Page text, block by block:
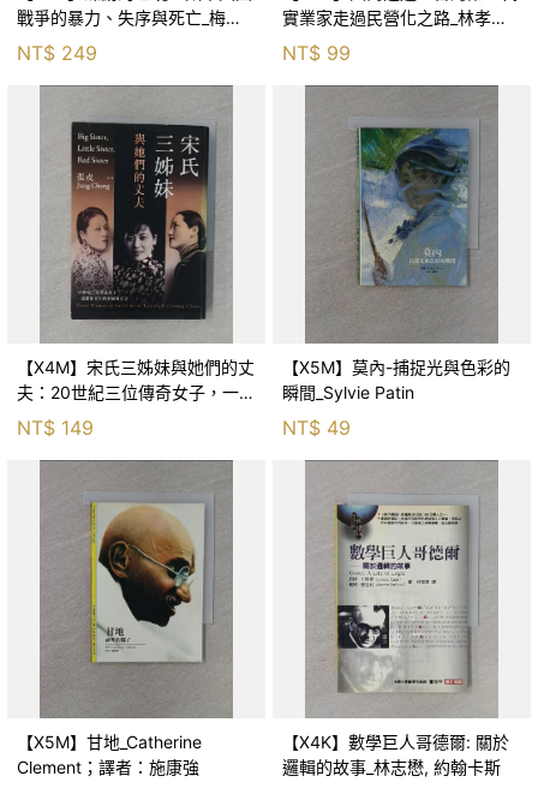
戰爭的暴力、失序與死亡_梅爾
清, 蕭琪, 蔡松穎
NT$ 249
實業家走過民營化之路_林孝信,
蔡玉真
NT$ 99
【X4M】宋氏三姊妹與她們的丈
夫：20世紀三位傳奇女子，一部
動盪百年的中國現代史_張戎, 張
NT$ 149
【X5M】莫內-捕捉光與色彩的
瞬間_Sylvie Patin
NT$ 49
【X5M】甘地_Catherine
Clement；譯者：施康強
【X4K】數學巨人哥德爾: 關於
邏輯的故事_林志懋, 約翰卡斯